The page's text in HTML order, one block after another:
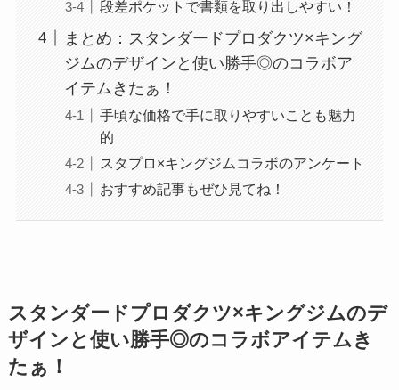
段差ポケットで書類を取り出しやすい！
まとめ：スタンダードプロダクツ×キング
ジムのデザインと使い勝手◎のコラボア
イテムきたぁ！
手頃な価格で手に取りやすいことも魅力
的
スタプロ×キングジムコラボのアンケート
おすすめ記事もぜひ見てね！
スタンダードプロダクツ×キングジムのデ
ザインと使い勝手◎のコラボアイテムき
たぁ！